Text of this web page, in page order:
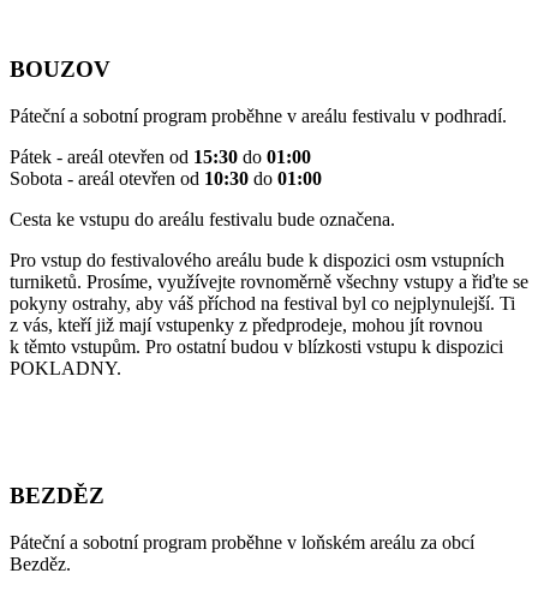
BOUZOV
Páteční a sobotní program proběhne v areálu festivalu v podhradí.
Pátek - areál otevřen od 15:30 do 01:00
Sobota - areál otevřen od 10:30 do 01:00
Cesta ke vstupu do areálu festivalu bude označena.
Pro vstup do festivalového areálu bude k dispozici osm vstupních
turniketů. Prosíme, využívejte rovnoměrně všechny vstupy a řiďte se
pokyny ostrahy, aby váš příchod na festival byl co nejplynulejší. Ti
z vás, kteří již mají vstupenky z předprodeje, mohou jít rovnou
k těmto vstupům. Pro ostatní budou v blízkosti vstupu k dispozici
POKLADNY.
BEZDĚZ
Páteční a sobotní program proběhne v loňském areálu za obcí
Bezděz.